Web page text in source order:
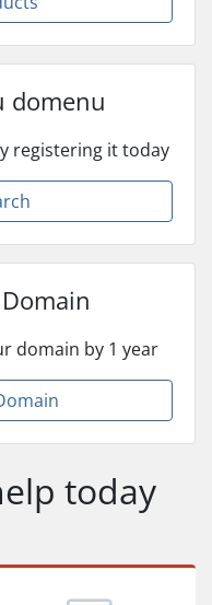
domenu
registering it today
domain by 1 year
today